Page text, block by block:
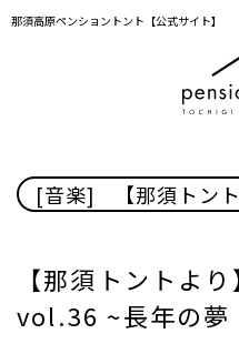
那須高原ペンショントント【公式サイト】
[音楽] 【那須トン
【那須トントよ
vol.36 ~長年の